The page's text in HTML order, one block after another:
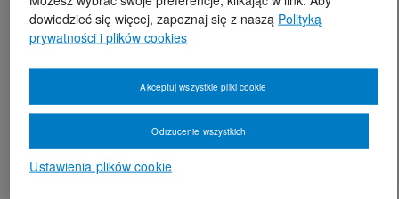
dowiedzieć się więcej, zapoznaj się z naszą Polityką
prywatności i plików cookies
Ustawienia plików cookie
Odrzucenie wszystkich
Akceptuj wszystkie pliki cookie